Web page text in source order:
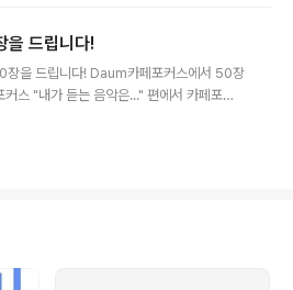
을 드립니다!
장을 드립니다! Daum카페포커스에서 50장
스 "내가 듣는 음악은..." 편에서 카페포커
人들의, 음악에 얽힌 재미나고 슬픈 사..